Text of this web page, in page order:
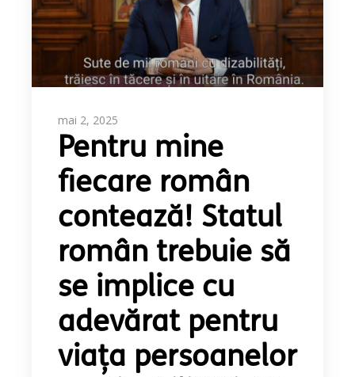
mai 2, 2025
Pentru mine
fiecare român
contează! Statul
român trebuie să
se implice cu
adevărat pentru
viața persoanelor